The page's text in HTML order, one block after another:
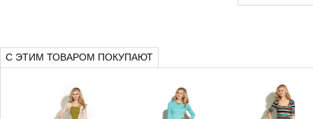
С ЭТИМ ТОВАРОМ ПОКУПАЮТ